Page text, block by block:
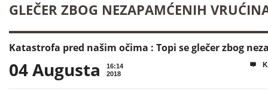
GLEČER ZBOG NEZAPAMĆENIH
Katastrofa pred našim očima : Topi se glečer zbog
04 Augusta
16:14
2018
